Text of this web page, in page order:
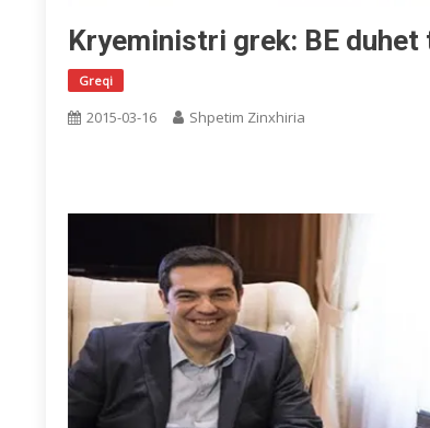
Kryeministri grek: BE
Greqi
2015-03-16 Shpetim Zinxhiria